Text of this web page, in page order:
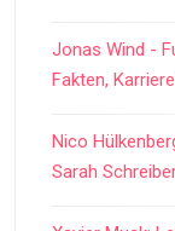
Jonas Wind -
Fakten,
Nico
Sarah